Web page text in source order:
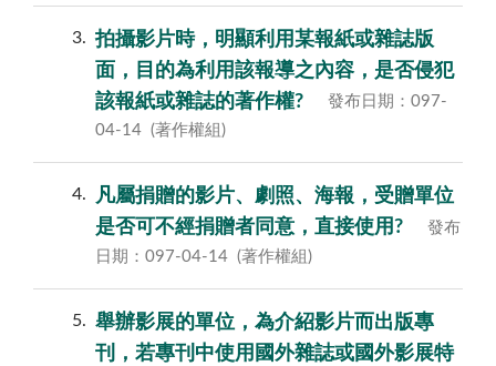
3
拍攝影片時，明顯利用某報紙或雜誌版
面，目的為利用該報導之內容，是否侵犯
該報紙或雜誌的著作權?
發布日期：097-
04-14 (著作權組)
4
凡屬捐贈的影片、劇照、海報，受贈單位
是否可不經捐贈者同意，直接使用?
發布
日期：097-04-14 (著作權組)
5
舉辦影展的單位，為介紹影片而出版專
刊，若專刊中使用國外雜誌或國外影展特